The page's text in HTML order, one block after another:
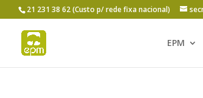
21 231 38 62 (Custo p/ rede fixa nacional)
EPM